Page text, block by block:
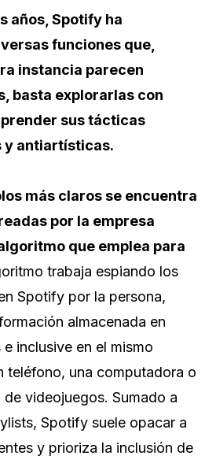
años, Spotify ha
funciones que,
instancia parecen
basta explorarlas con
sus tácticas
y antiartísticas.
más claros se encuentra
por la empresa
que emplea para
trabaja espiando los
Spotify por la persona,
almacenada en
inclusive en el mismo
teléfono, una computadora o
videojuegos. Sumado a
Spotify suele opacar a
y prioriza la inclusión de